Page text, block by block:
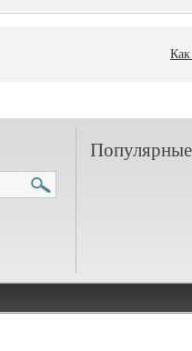
Популярные